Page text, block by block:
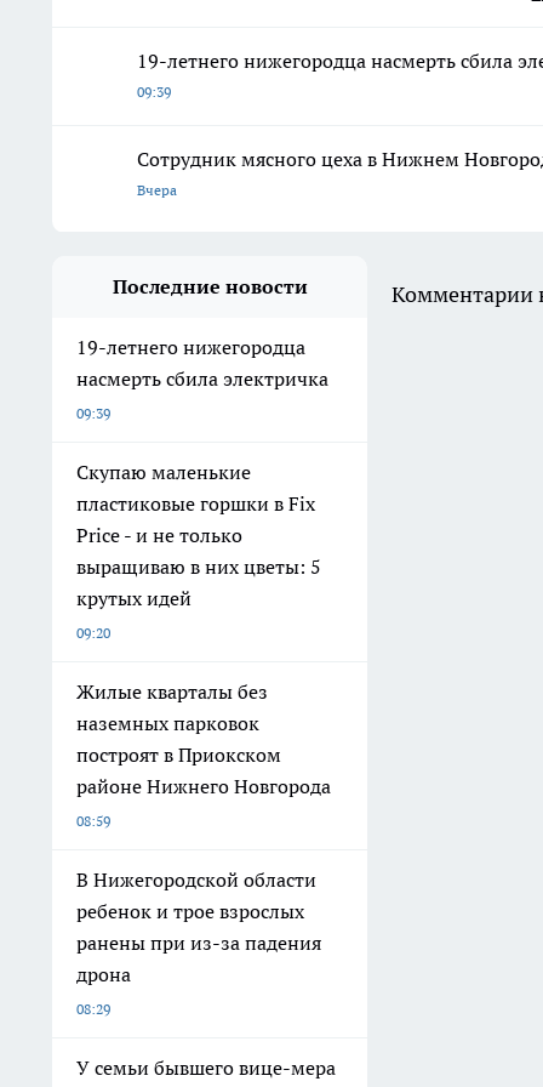
19-летнего нижегородца насмерть сбила
09:39
Сотрудник мясного цеха в Нижнем
Вчера
Последние новости
19-летнего нижегородца
насмерть сбила электричка
09:39
Скупаю маленькие
пластиковые горшки в Fix
Price - и не только
выращиваю в них цветы: 5
крутых идей
09:20
Жилые кварталы без
наземных парковок
построят в Приокском
районе Нижнего Новгорода
08:59
В Нижегородской области
ребенок и трое взрослых
ранены при из-за падения
дрона
08:29
У семьи бывшего вице-мера
Комментарии